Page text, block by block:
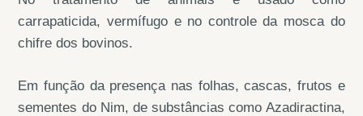
carrapaticida, vermífugo e no controle da mosca do
chifre dos bovinos.
Em função da presença nas folhas, cascas, frutos e
sementes do Nim, de substâncias como Azadiractina,